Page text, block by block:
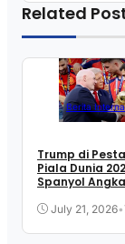
Related
Berita
Trump di
Piala Dunia
Spanyol
July 21, 2026•